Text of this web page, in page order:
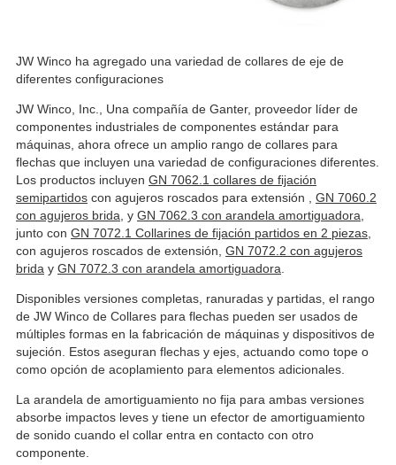
JW Winco ha agregado una variedad de collares de eje de
diferentes configuraciones
JW Winco, Inc., Una compañía de Ganter, proveedor líder de
componentes industriales de componentes estándar para
máquinas, ahora ofrece un amplio rango de collares para
flechas que incluyen una variedad de configuraciones diferentes.
Los productos incluyen GN 7062.1 collares de fijación
semipartidos con agujeros roscados para extensión , GN 7060.2
con agujeros brida, y GN 7062.3 con arandela amortiguadora
junto con GN 7072.1 Collarines de fijación partidos en 2 piezas
con agujeros roscados de extensión, GN 7072.2 con agujeros
brida y GN 7072.3 con arandela amortiguadora
Disponibles versiones completas, ranuradas y partidas, el rango
de JW Winco de Collares para flechas pueden ser usados de
múltiples formas en la fabricación de máquinas y dispositivos de
sujeción. Estos aseguran flechas y ejes, actuando como tope o
como opción de acoplamiento para elementos adicionales.
La arandela de amortiguamiento no fija para ambas versiones
absorbe impactos leves y tiene un efector de amortiguamiento
de sonido cuando el collar entra en contacto con otro
componente.